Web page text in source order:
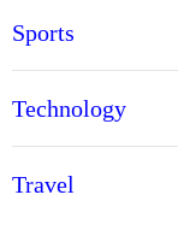
Sports
Technology
Travel